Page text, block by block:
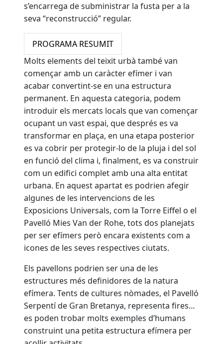
s’encarrega de subministrar la fusta per a la
seva “reconstrucció” regular.
PROGRAMA RESUMIT
Molts elements del teixit urbà també van
començar amb un caràcter efímer i van
acabar convertint-se en una estructura
permanent. En aquesta categoria, podem
introduir els mercats locals que van començar
ocupant un vast espai, que després es va
transformar en plaça, en una etapa posterior
es va cobrir per protegir-lo de la pluja i del sol
en funció del clima i, finalment, es va construir
com un edifici complet amb una alta entitat
urbana. En aquest apartat es podrien afegir
algunes de les intervencions de les
Exposicions Universals, com la Torre Eiffel o el
Pavelló Mies Van der Rohe, tots dos planejats
per ser efímers però encara existents com a
icones de les seves respectives ciutats.
Els pavellons podrien ser una de les
estructures més definidores de la natura
efímera. Tents de cultures nòmades, el Pavelló
Serpentí de Gran Bretanya, representa fires…
es poden trobar molts exemples d’humans
construint una petita estructura efímera per